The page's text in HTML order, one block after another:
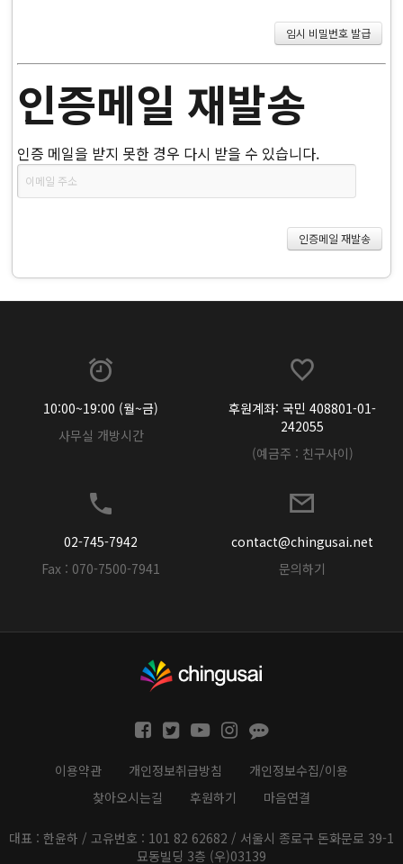
인증메일 재발송
인증 메일을 받지 못한 경우 다시 받을 수 있습니다.
10:00~19:00 (월~금)
사무실 개방시간
후원계좌: 국민 408801-01-
242055
(예금주 : 친구사이)
02-745-7942
Fax : 070-7500-7941
contact@chingusai.net
문의하기
이용약관 개인정보취급방침
개인정보수집/이용
찾아오시는길
후원하기 마음연결
대표 : 한윤하 / 고유번호 : 101 82 62682 / 서울시 종로구 돈화문로 39-1
묘동빌딩 3층 (우)03139